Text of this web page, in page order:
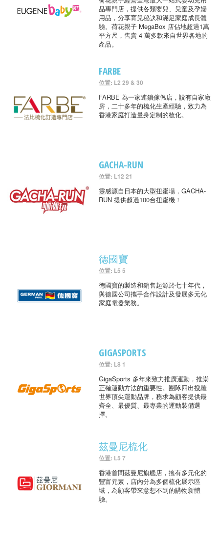
品專門店，提供各類嬰兒、兒童及孕婦
用品，分享育兒秘訣和滿足家庭成長體
驗。荷花親子 MegaBox 店佔地超過1萬
平方尺，售賣 4 萬多款來自世界各地的
產品。
FARBE
位置: L2 29 & 30
FARBE 為一家連鎖傢俬店，設有自家廠
房，二十多年的梳化生產經驗，致力為
香港家庭打造量身定制的梳化。
GACHA-RUN
位置: L12 21
靈感源自日本的大型扭蛋場，GACHA-
RUN 提供超過100台扭蛋機！
德國寶
位置: L5 5
德國寶的製造和銷售起源於七十年代，
與德國公司攜手合作設計及發展多元化
家庭電器業務。
GIGASPORTS
位置: L8 1
GigaSports 多年來致力推廣運動，推崇
正確運動方法的重要性。團隊四出搜羅
世界頂尖運動品牌，務求為顧客提供最
齊全、最優質、最專業的運動裝備選
擇。
茲曼尼梳化
位置: L5 7
香港首間茲曼尼旗艦店，擁有多元化的
豐富元素，店內分為多個梳化展示區
域，為顧客帶來意想不到的購物新體
驗。